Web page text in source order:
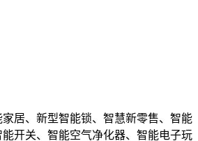
居、新型智能锁、智慧新零售、智能
开关、智能空气净化器、智能电子玩